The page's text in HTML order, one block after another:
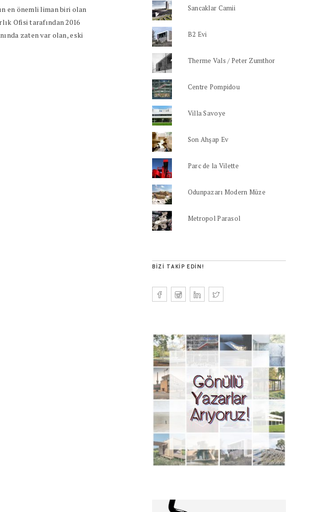
en önemli liman biri olan
Ofisi tarafından 2016
zaten var olan, eski
Sancaklar Camii
B2 Evi
Therme Vals / Peter Zumthor
Centre Pompidou
Villa Savoye
Son Ahşap Ev
Parc de la Vilette
Odunpazarı Modern Müze
Metropol Parasol
BIZI TAKIP EDIN!